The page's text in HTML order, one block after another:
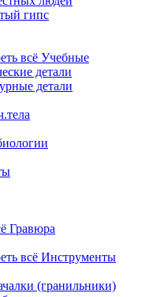
гипс
всё Учебные
детали
детали
Гравюра
всё Инструменты
(гранильники)